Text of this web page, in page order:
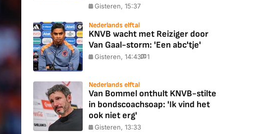
Gisteren, 15:37
Nederlands elftal
KNVB wacht met Reiziger door
Van Gaal-storm: 'Een abc'tje'
Gisteren, 14:43 1
Nederlands elftal
Van Bommel onthult KNVB-stilte
in bondscoachsoap: 'Ik vind het
ook niet erg'
Gisteren, 13:33